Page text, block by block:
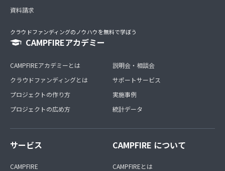
資料請求
クラウドファンディングのノウハウを無料で学ぼう
CAMPFIREアカデミー
CAMPFIREアカデミーとは
クラウドファンディングとは
プロジェクトの作り方
プロジェクトの広め方
説明会・相談会
サポートサービス
実施事例
統計データ
サービス
CAMPFIRE
CAMPFIRE について
CAMPFIREとは